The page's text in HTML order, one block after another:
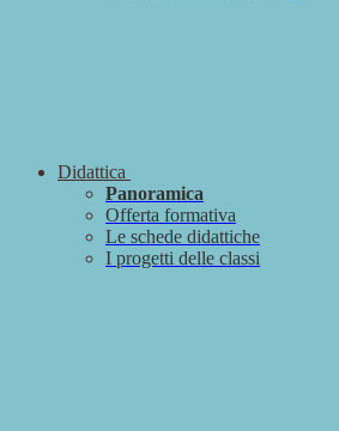
Didattica
Panoramica
Offerta formativa
Le schede didattiche
I progetti delle classi